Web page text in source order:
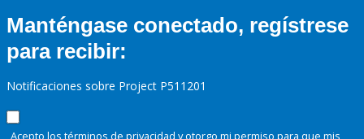
Manténgase conectado, regístrese
para recibir:
Notificaciones sobre Project P511201
Acepto los términos de privacidad y otorgo mi permiso para que mis